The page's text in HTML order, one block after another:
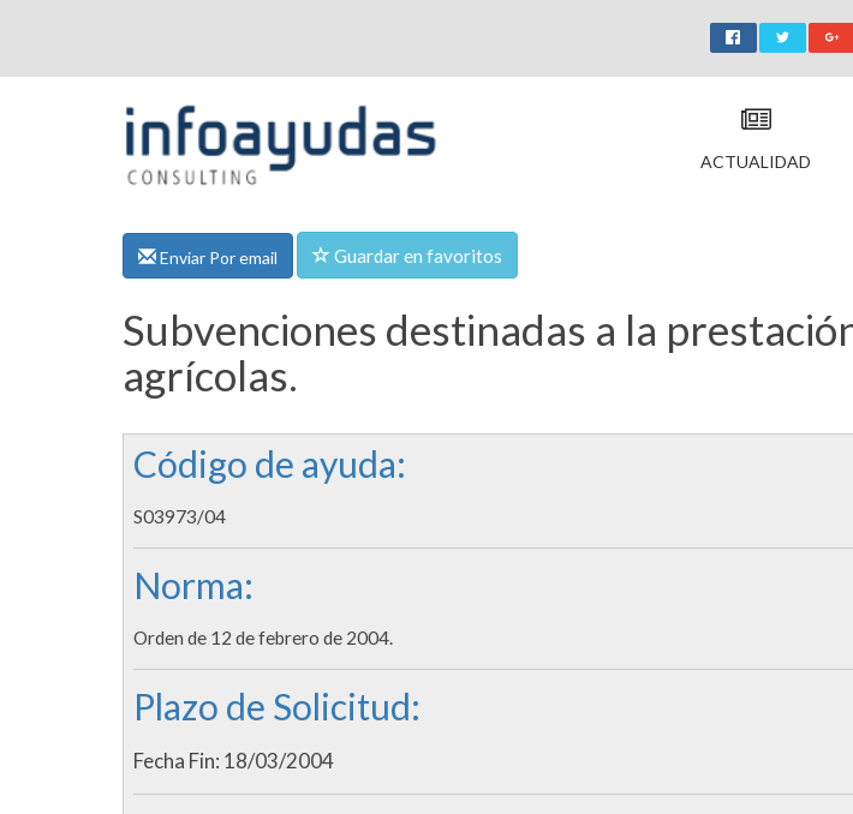
ACTUALIDAD
Enviar Por email Guardar en favoritos
Subvenciones destinadas a la
agrícolas.
Código de ayuda:
S03973/04
Norma:
Orden de 12 de febrero de 2004.
Plazo de Solicitud:
Fecha Fin: 18/03/2004